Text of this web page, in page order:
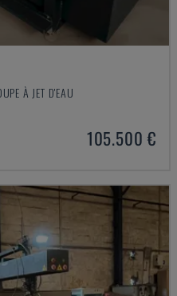
À JET D'EAU
105.500 €